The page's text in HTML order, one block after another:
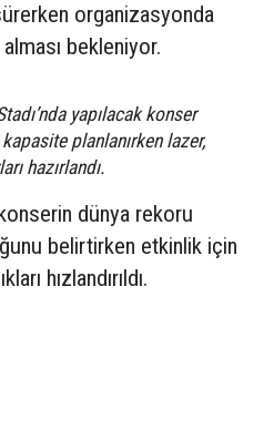
organizasyonda
bekleniyor.
yapılacak konser
planlanırken lazer,
hazırlandı.
dünya rekoru
belirtirken etkinlik için
hızlandırıldı.